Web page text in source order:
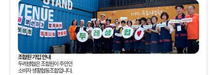
조합원 가입 안내
두레생협은 조합원이 주인인
소비자 생활협동조합입니다.